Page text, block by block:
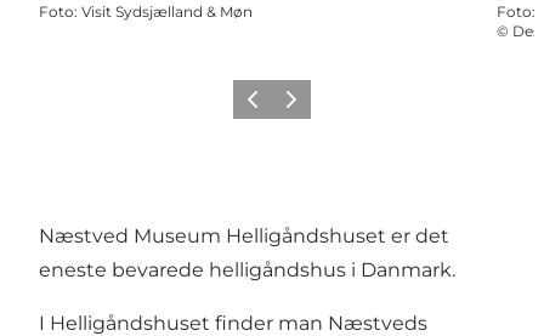
Foto: Visit Sydsjælland & Møn Foto:
©
ForrigeNæste
Næstved Museum Helligåndshuset er det
eneste bevarede helligåndshus i Danmark.
I Helligåndshuset finder man Næstveds